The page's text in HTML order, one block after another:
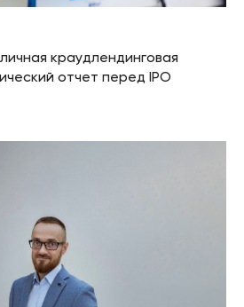
краудлендинговая
отчет перед IPO